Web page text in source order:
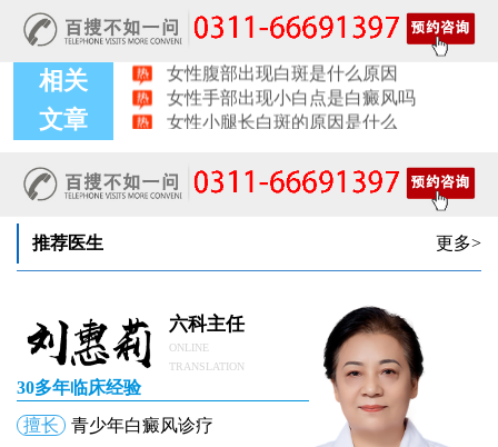
相关
文章
女性臀部出现白斑是什么原因
女性腹部出现白斑是什么原因
女性手部出现小白点是白癜风吗
女性小腿长白斑的原因是什么
女性皮肤上有白斑是什么原因
推荐医生 更多>
六科主任
ONLINE
TRANSLATION
30多年临床经验
擅长
青少年白癜风诊疗